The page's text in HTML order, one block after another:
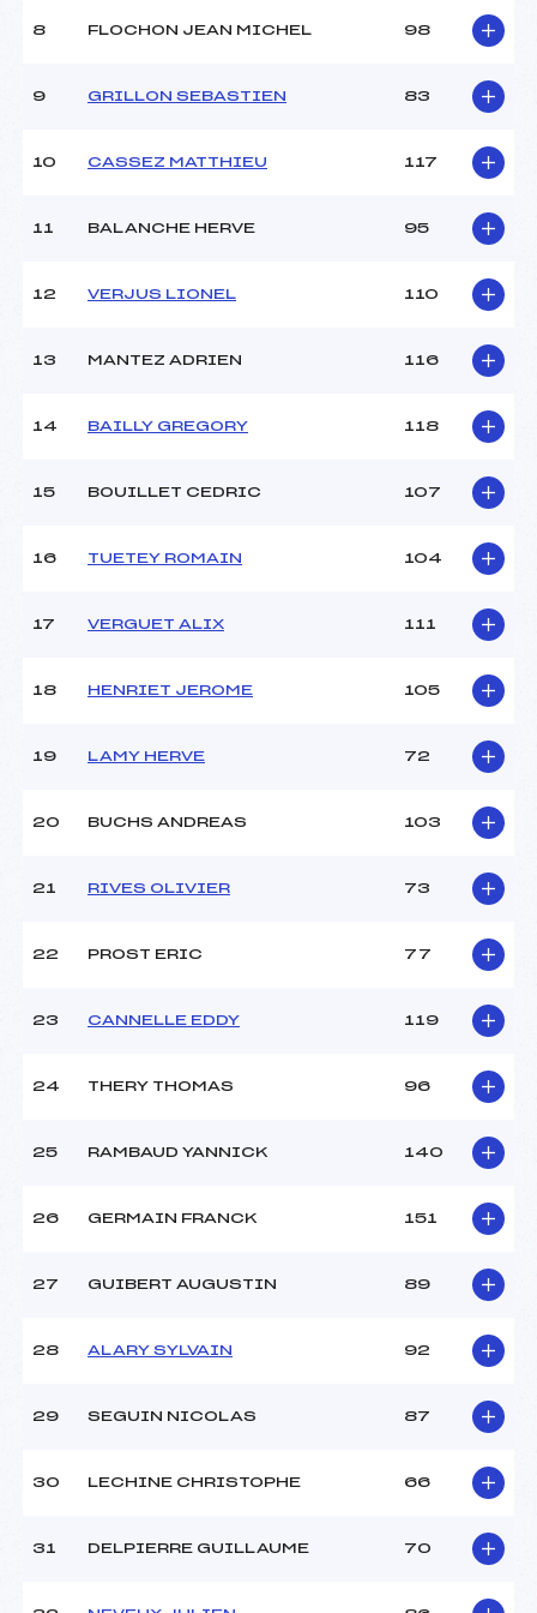
8 FLOCHON JEAN MICHEL 98
9 GRILLON SEBASTIEN 83
10 CASSEZ MATTHIEU 117
11 BALANCHE HERVE 95
12 VERJUS LIONEL 110
13 MANTEZ ADRIEN 116
14 BAILLY GREGORY 118
15 BOUILLET CEDRIC 107
16 TUETEY ROMAIN 104
17 VERGUET ALIX 111
18 HENRIET JEROME 105
19 LAMY HERVE 72
20 BUCHS ANDREAS 103
21 RIVES OLIVIER 73
22 PROST ERIC 77
23 CANNELLE EDDY 119
24 THERY THOMAS 96
25 RAMBAUD YANNICK 140
26 GERMAIN FRANCK 151
27 GUIBERT AUGUSTIN 89
28 ALARY SYLVAIN 92
29 SEGUIN NICOLAS 87
30 LECHINE CHRISTOPHE 66
31 DELPIERRE GUILLAUME 70